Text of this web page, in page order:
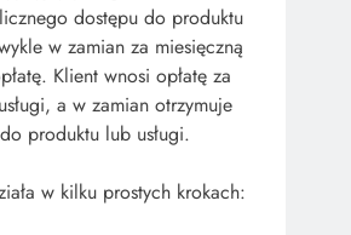
dostępu do produktu
w zamian za miesięczną
Klient wnosi opłatę za
a w zamian otrzymuje
produktu lub usługi.
w kilku prostych krokach: